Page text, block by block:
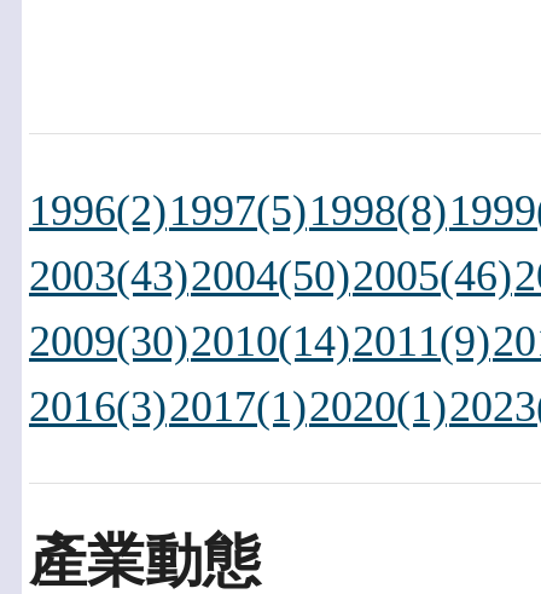
1996(2)1997(5)1998(8)
2003(43)2004(50)2005(46)
2009(30)2010(14)2011(9)
2016(3)2017(1)2020(1)
產業動態